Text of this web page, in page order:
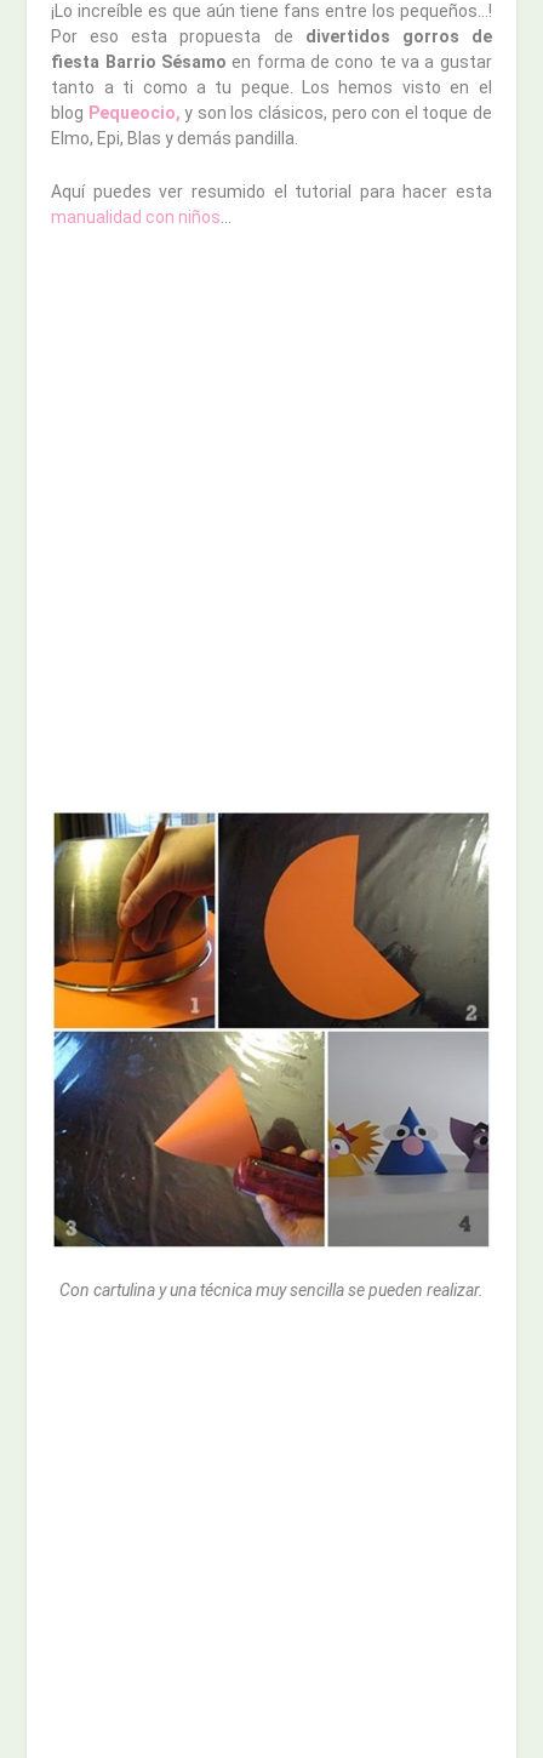
¡Lo increíble es que aún tiene fans entre los pequeños…!
Por eso esta propuesta de divertidos gorros de
fiesta Barrio Sésamo en forma de cono te va a gustar
tanto a ti como a tu peque. Los hemos visto en el
blog Pequeocio, y son los clásicos, pero con el toque de
Elmo, Epi, Blas y demás pandilla.
Aquí puedes ver resumido el tutorial para hacer esta
manualidad con niños
Con cartulina y una técnica muy sencilla se pueden realizar.